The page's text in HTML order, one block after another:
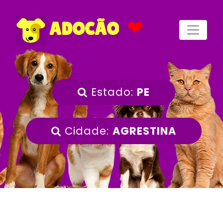
ADOCÃO ❤
Estado: PE
Cidade: AGRESTINA